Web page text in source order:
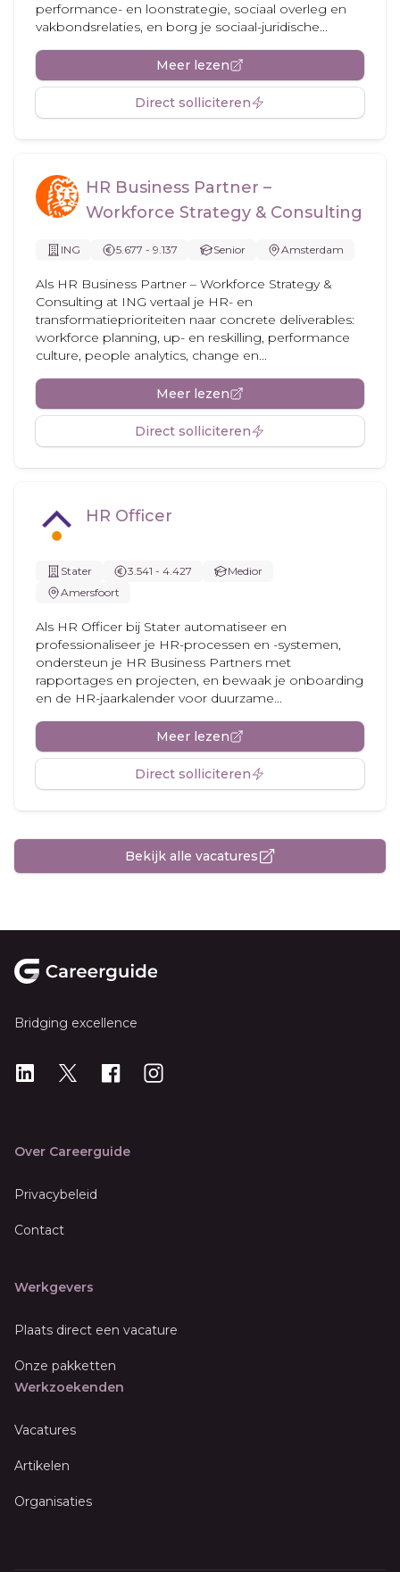
performance- en loonstrategie, sociaal overleg en
vakbondsrelaties, en borg je sociaal-juridische...
Meer lezen
Direct solliciteren
HR Business Partner –
Workforce Strategy & Consulting
ING 5.677 - 9.137 Senior Amsterdam
Als HR Business Partner – Workforce Strategy &
Consulting at ING vertaal je HR- en
transformatieprioriteiten naar concrete deliverables:
workforce planning, up- en reskilling, performance
culture, people analytics, change en...
Meer lezen
Direct solliciteren
HR Officer
Stater 3.541 - 4.427
Medior
Amersfoort
Als HR Officer bij Stater automatiseer en
professionaliseer je HR-processen en -systemen,
ondersteun je HR Business Partners met
rapportages en projecten, en bewaak je onboarding
en de HR-jaarkalender voor duurzame...
Meer lezen
Direct solliciteren
Bekijk alle vacatures
Bridging excellence
LinkedIn
X Instagram
Over Careerguide
Privacybeleid
Contact
Werkgevers
Plaats direct een vacature
Onze pakketten
Werkzoekenden
Vacatures
Artikelen
Organisaties